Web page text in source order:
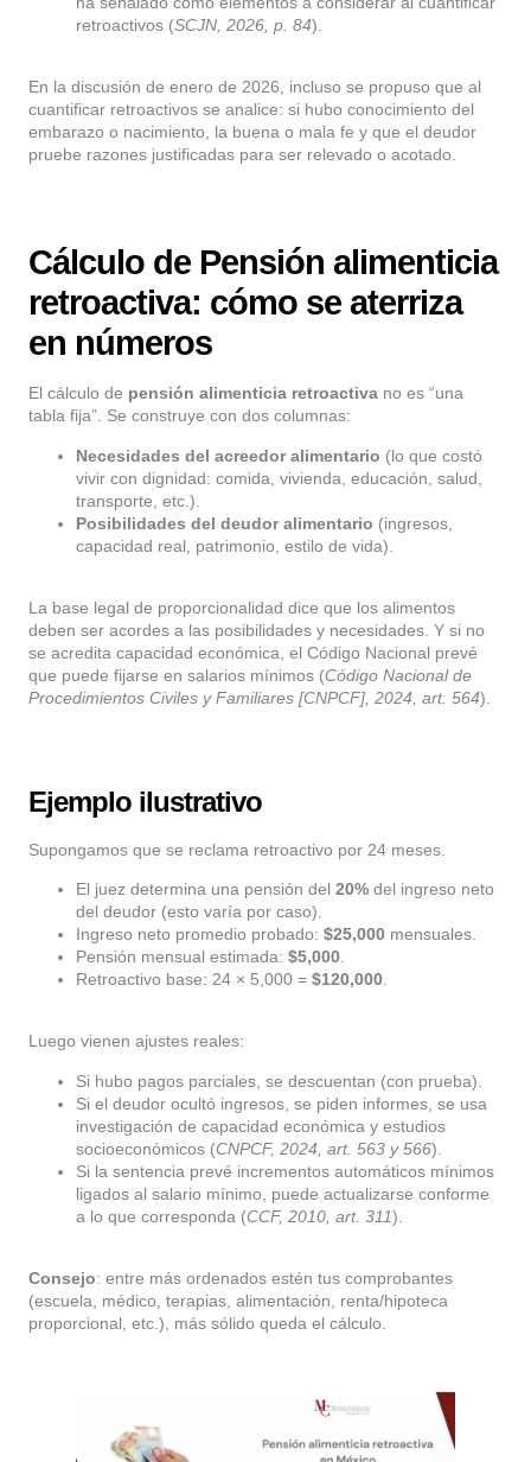
retroactivos (SCJN, 2026, p. 84).
En la discusión de enero de 2026, incluso se propuso que al
cuantificar retroactivos se analice: si hubo conocimiento del
embarazo o nacimiento, la buena o mala fe y que el deudor
pruebe razones justificadas para ser relevado o acotado.
Cálculo de Pensión alimenticia
retroactiva: cómo se aterriza
en números
El cálculo de pensión alimenticia retroactiva no es “una
tabla fija”. Se construye con dos columnas:
Necesidades del acreedor alimentario (lo que costó
vivir con dignidad: comida, vivienda, educación, salud,
transporte, etc.).
Posibilidades del deudor alimentario (ingresos,
capacidad real, patrimonio, estilo de vida).
La base legal de proporcionalidad dice que los alimentos
deben ser acordes a las posibilidades y necesidades. Y si no
se acredita capacidad económica, el Código Nacional prevé
que puede fijarse en salarios mínimos (Código Nacional de
Procedimientos Civiles y Familiares [CNPCF], 2024, art. 564).
Ejemplo ilustrativo
Supongamos que se reclama retroactivo por 24 meses.
El juez determina una pensión del 20% del ingreso neto
del deudor (esto varía por caso).
Ingreso neto promedio probado: $25,000 mensuales.
Pensión mensual estimada: $5,000
Retroactivo base: 24 × 5,000 = $120,000
Luego vienen ajustes reales:
Si hubo pagos parciales, se descuentan (con prueba).
Si el deudor ocultó ingresos, se piden informes, se usa
investigación de capacidad económica y estudios
socioeconómicos (CNPCF, 2024, art. 563 y 566).
Si la sentencia prevé incrementos automáticos mínimos
ligados al salario mínimo, puede actualizarse conforme
a lo que corresponda (CCF, 2010, art. 311).
Consejo: entre más ordenados estén tus comprobantes
(escuela, médico, terapias, alimentación, renta/hipoteca
proporcional, etc.), más sólido queda el cálculo.